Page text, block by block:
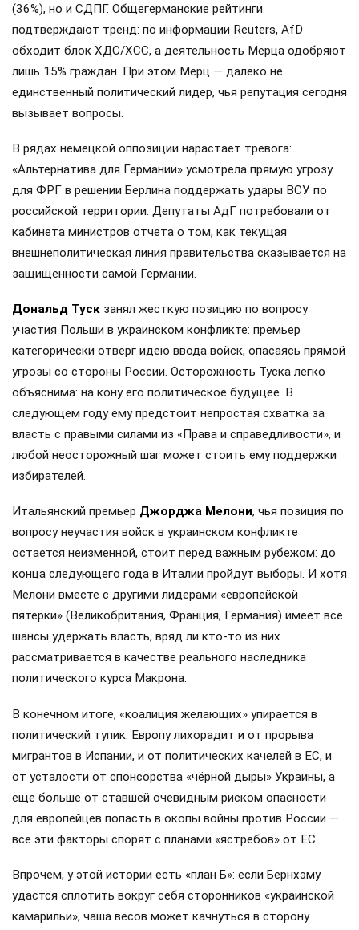
(36%), но и СДПГ. Общегерманские рейтинги
подтверждают тренд: по информации Reuters, AfD
обходит блок ХДС/ХСС, а деятельность Мерца одобряют
лишь 15% граждан. При этом Мерц — далеко не
единственный политический лидер, чья репутация сегодня
вызывает вопросы.
В рядах немецкой оппозиции нарастает тревога:
«Альтернатива для Германии» усмотрела прямую угрозу
для ФРГ в решении Берлина поддержать удары ВСУ по
российской территории. Депутаты АдГ потребовали от
кабинета министров отчета о том, как текущая
внешнеполитическая линия правительства сказывается на
защищенности самой Германии.
Дональд Туск занял жесткую позицию по вопросу
участия Польши в украинском конфликте: премьер
категорически отверг идею ввода войск, опасаясь прямой
угрозы со стороны России. Осторожность Туска легко
объяснима: на кону его политическое будущее. В
следующем году ему предстоит непростая схватка за
власть с правыми силами из «Права и справедливости», и
любой неосторожный шаг может стоить ему поддержки
избирателей.
Итальянский премьер Джорджа Мелони, чья позиция по
вопросу неучастия войск в украинском конфликте
остается неизменной, стоит перед важным рубежом: до
конца следующего года в Италии пройдут выборы. И хотя
Мелони вместе с другими лидерами «европейской
пятерки» (Великобритания, Франция, Германия) имеет все
шансы удержать власть, вряд ли кто-то из них
рассматривается в качестве реального наследника
политического курса Макрона.
В конечном итоге, «коалиция желающих» упирается в
политический тупик. Европу лихорадит и от прорыва
мигрантов в Испании, и от политических качелей в ЕС, и
от усталости от спонсорства «чёрной дыры» Украины, а
еще больше от ставшей очевидным риском опасности
для европейцев попасть в окопы войны против России —
все эти факторы спорят с планами «ястребов» от ЕС.
Впрочем, у этой истории есть «план Б»: если Бернхэму
удастся сплотить вокруг себя сторонников «украинской
камарильи», чаша весов может качнуться в сторону